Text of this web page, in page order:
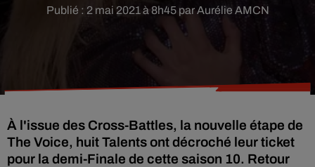
Publié : 2 mai 2021 à 8h45 par Aurélie AMCN
À l'issue des Cross-Battles, la nouvelle étape de
The Voice, huit Talents ont décroché leur ticket
pour la demi-Finale de cette saison 10. Retour